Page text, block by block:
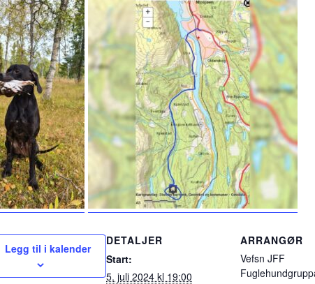
Legg til i kalender
DETALJER
Start:
5. juli 2024 kl 19:00
ARRANGØR
Vefsn JFF